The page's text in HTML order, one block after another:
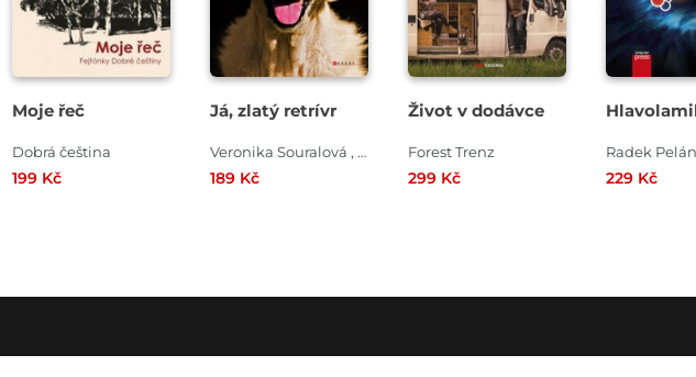
Moje řeč
Dobrá čeština
199 Kč
Já, zlatý retrívr
Veronika Souralová , Dan Materna
189 Kč
Život v dodávce
Forest Trenz
299 Kč
Radek
229 Kč